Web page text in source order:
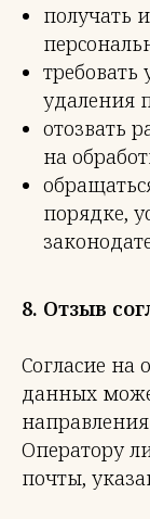
получать
удаления
отозвать
на
порядке,
8. Отзыв
Согласие на
данных
Оператору
почты,